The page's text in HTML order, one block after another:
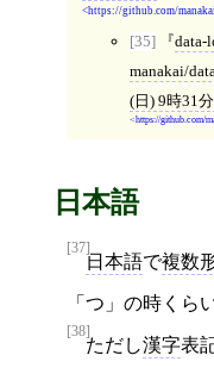
https://github.com/
[35]
data-
manakai/
(日) 9時31
https://github.com/
日本語
[37]
日本語で複数
「つ」の時くら
[38]
ただし漢字表